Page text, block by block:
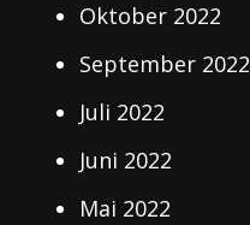
Oktober 2022
September 2022
Juli 2022
Juni 2022
Mai 2022